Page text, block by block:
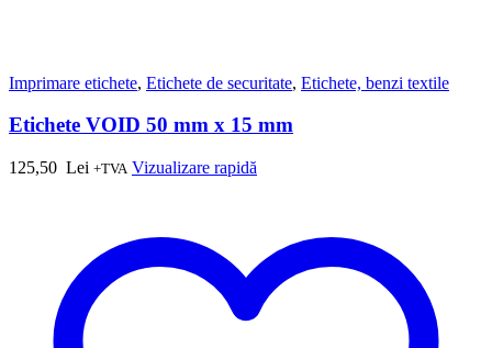
Imprimare etichete, Etichete de securitate, Etichete, benzi textile
Etichete VOID 50 mm x 15 mm
125,50 Lei +TVA Vizualizare rapidă